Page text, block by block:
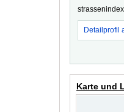
Detailprofil
Karte und